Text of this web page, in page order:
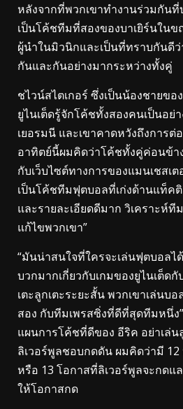
หลังจากที่พวกเขาทำงานร่วมกันที่
เป็นโค้ชทีมที่สองของบาเยิร์นใน
ผู้นำในมิวนิกและเป็นที่ทราบกันดี
กันและกันอย่างมากระหว่างทั้งคู่
ชไวน์สไตเกอร์ ซึ่งเป็นน้องชายข
ยูไนเต็ดรู้จักโค้ชทั้งสองคนเป็นอย่
เยอรมนี และเขาคาดหวังถึงการ
อาทิตย์นี้ผมคิดว่าโค้ชทั้งคู่ค่อนข้า
กับเว็บไซต์ทางการของแมนเชสเต
เป็นโค้ชทีมฟุตบอลที่เก่งด้านแท็ค
และรายละเอียดดีมาก วิเคราะห์
แก้ไขพวกเขา”
“มันน่าสนใจที่ใครจะเล่นฟุตบอล
บวกมากเกี่ยวกับเกมของยูไนเต็ด
เตะลูกเตะระยะสั้น พวกเขาเล่นบ
สอง กับทีมเพรสซิ่งที่ดีที่สุดทีมหนึ่ง
แผนการโค้ชที่ดีของ อีริค อย่าเล่น
ลิเวอร์พูลชอบกดดัน ผมคิดว่ามี 12
หรือ 13 โอกาสที่ลิเวอร์พูลจะกดแ
ให้โอกาสกด